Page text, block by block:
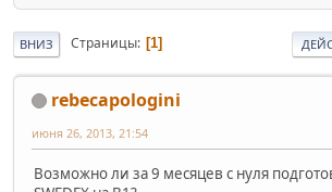
ВНИЗ Страницы 1
rebecapologini
июня 26, 2013, 21:54
Возможно ли за 9 месяцев с нуля